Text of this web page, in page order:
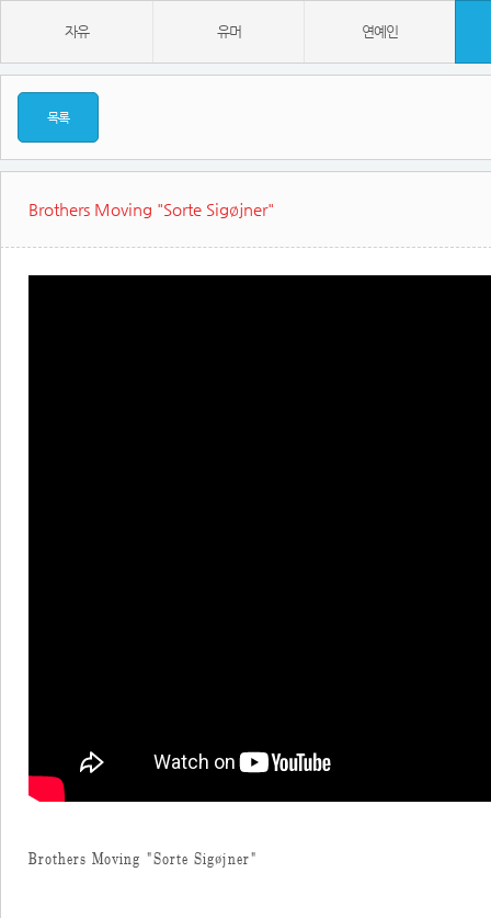
자유 유머 연예인
목록
Brothers Moving "Sorte Sigøjner"
Brothers Moving "Sorte Sigøjner"